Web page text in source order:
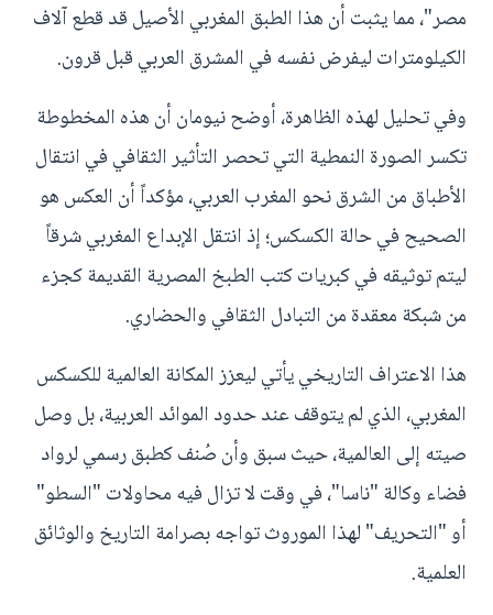
مصر"، مما يثبت أن هذا الطبق المغربي الأصيل قد قطع آلاف
الكيلومترات ليفرض نفسه في المشرق العربي قبل قرون.
وفي تحليل لهذه الظاهرة، أوضح نيومان أن هذه المخطوطة
تكسر الصورة النمطية التي تحصر التأثير الثقافي في انتقال
الأطباق من الشرق نحو المغرب العربي، مؤكداً أن العكس هو
الصحيح في حالة الكسكس؛ إذ انتقل الإبداع المغربي شرقاً
ليتم توثيقه في كبريات كتب الطبخ المصرية القديمة كجزء
من شبكة معقدة من التبادل الثقافي والحضاري.
هذا الاعتراف التاريخي يأتي ليعزز المكانة العالمية للكسكس
المغربي، الذي لم يتوقف عند حدود الموائد العربية، بل وصل
صيته إلى العالمية، حيث سبق وأن صُنف كطبق رسمي لرواد
فضاء وكالة "ناسا"، في وقت لا تزال فيه محاولات "السطو"
أو "التحريف" لهذا الموروث تواجه بصرامة التاريخ والوثائق
العلمية.